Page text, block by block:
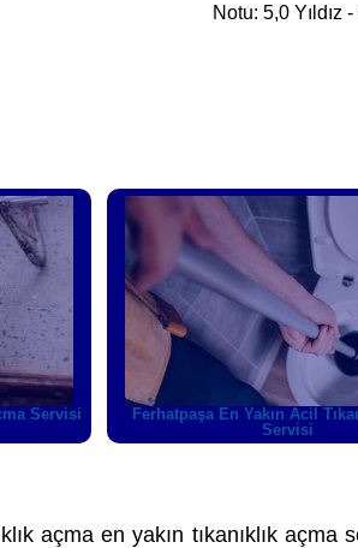
Notu: 5,0 Yıldız
Açma Beykoz En Yakın Acil
açma en yakın tıkanıklık açma